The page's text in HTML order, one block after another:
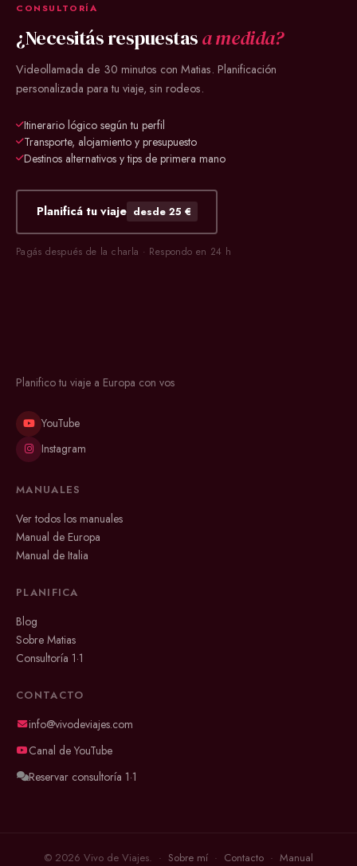
CONSULTORÍA
¿Necesitás respuestasa medida?
Videollamada de 30 minutos con Matias. Planificación
personalizada para tu viaje, sin rodeos.
Itinerario lógico según tu perfil
Transporte, alojamiento y presupuesto
Destinos alternativos y tips de primera mano
Planificá tu viaje desde 25 €
Pagás después de la charla · Respondo en 24 h
Planifico tu viaje a Europa con vos
YouTube
Instagram
MANUALES
Ver todos los manuales
Manual de Europa
Manual de Italia
PLANIFICA
Blog
Sobre Matias
Consultoría 1·1
CONTACTO
info@vivodeviajes.com
Canal de YouTube
Reservar consultoría 1·1
© 2026 Vivo de Viajes. · Sobre mí · Contacto · Manual